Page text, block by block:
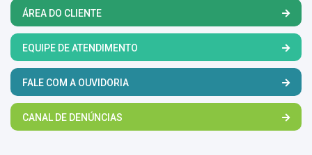
ÁREA DO CLIENTE
EQUIPE DE ATENDIMENTO
FALE COM A OUVIDORIA
CANAL DE DENÚNCIAS